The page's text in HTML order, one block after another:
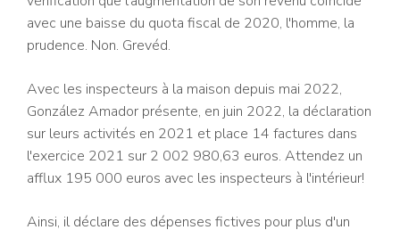
avec une baisse du quota fiscal de 2020, l'homme, la
prudence. Non. Grevéd.
Avec les inspecteurs à la maison depuis mai 2022,
González Amador présente, en juin 2022, la déclaration
sur leurs activités en 2021 et place 14 factures dans
l'exercice 2021 sur 2 002 980,63 euros. Attendez un
afflux 195 000 euros avec les inspecteurs à l'intérieur!
Ainsi, il déclare des dépenses fictives pour plus d'un